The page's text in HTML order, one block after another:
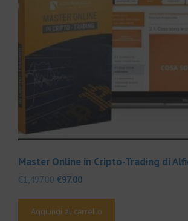
Master Online in Cripto-Trading di
€1,497.00 Il
era:
€97.00Il
è:
Aggiungi al carrello